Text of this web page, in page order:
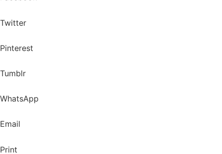
Twitter
Pinterest
Tumblr
WhatsApp
Email
Print